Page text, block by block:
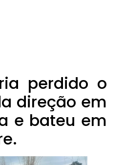
perdido o
direção em
e bateu em